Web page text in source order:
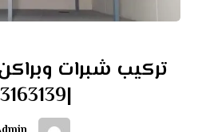
تركيب شبرات
|0503163139